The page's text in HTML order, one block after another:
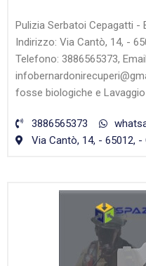
Pulizia Serbatoi Cepagatti -
Indirizzo: Via Cantò, 14, -
Telefono: 3886565373,
fosse biologiche e
3886565373
Via Cantò, 14, - 65012, -